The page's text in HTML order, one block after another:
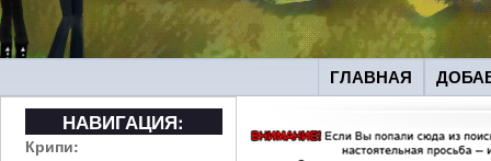
ГЛАВНАЯ
НАВИГАЦИЯ:
Крипи: